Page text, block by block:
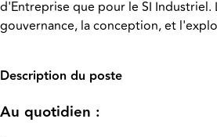
d'Entreprise que pour le SI Industriel.
gouvernance, la conception, et
Description du poste
Au quotidien :